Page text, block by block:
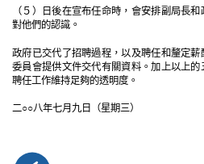
（５）日後在宣布任命時，會安排副局長
對他們的認識。
政府已交代了招聘過程，以及聘任和釐定
委員會提供文件交代有關資料。加上以上
聘任工作維持足夠的透明度。
二○○八年七月九日（星期三）